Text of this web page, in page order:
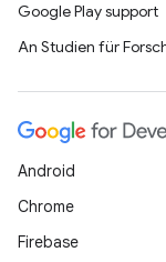
Google Play support
An Studien für
Android
Chrome
Firebase